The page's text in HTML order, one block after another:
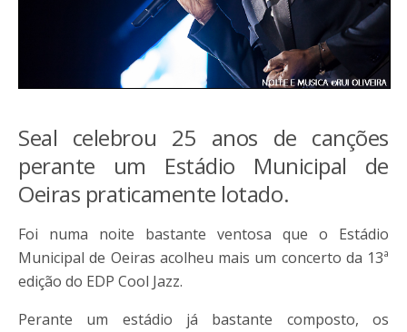
Seal celebrou 25 anos de canções
perante um Estádio Municipal de
Oeiras praticamente lotado.
Foi numa noite bastante ventosa que o Estádio
Municipal de Oeiras acolheu mais um concerto da 13ª
edição do EDP Cool Jazz.
Perante um estádio já bastante composto, os